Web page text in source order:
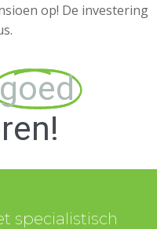
op! De investering
specialistisch